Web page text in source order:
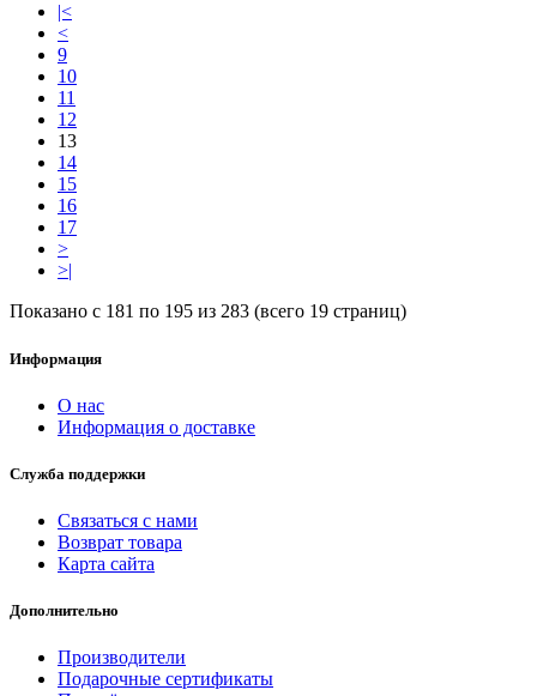
|<
<
9
10
11
12
13
14
15
16
17
>
>|
Показано с 181 по 195 из 283 (всего 19 страниц)
Информация
О нас
Информация о доставке
Служба поддержки
Связаться с нами
Возврат товара
Карта сайта
Дополнительно
Производители
Подарочные сертификаты